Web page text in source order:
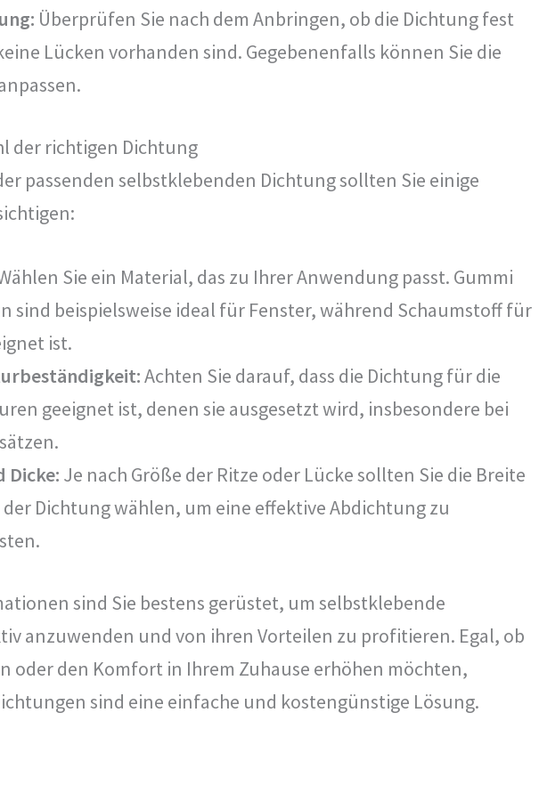
Überprüfen Sie nach dem Anbringen, ob die Dichtung fest
Lücken vorhanden sind. Gegebenenfalls können Sie die
der richtigen Dichtung
passenden selbstklebenden Dichtung sollten Sie einige
Sie ein Material, das zu Ihrer Anwendung passt. Gummi
sind beispielsweise ideal für Fenster, während Schaumstoff für
ist.
Achten Sie darauf, dass die Dichtung für die
geeignet ist, denen sie ausgesetzt wird, insbesondere bei
Dicke: Je nach Größe der Ritze oder Lücke sollten Sie die Breite
der Dichtung wählen, um eine effektive Abdichtung zu
sind Sie bestens gerüstet, um selbstklebende
anzuwenden und von ihren Vorteilen zu profitieren. Egal, ob
oder den Komfort in Ihrem Zuhause erhöhen möchten,
sind eine einfache und kostengünstige Lösung.